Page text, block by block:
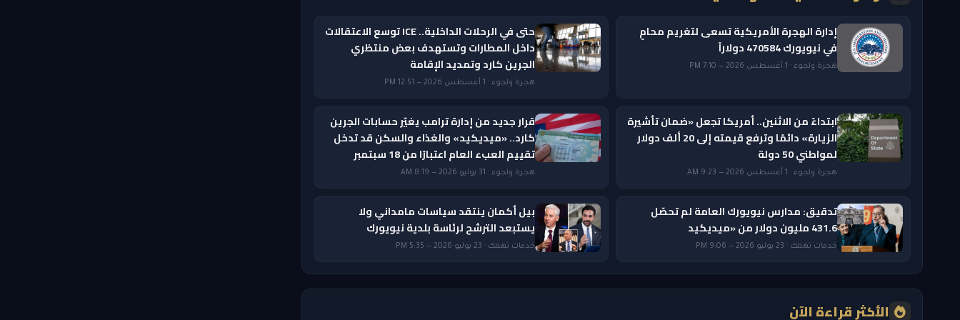
إدارة الهجرة الأمريكية تسعى لتغريم محامٍ
في نيويورك 470584 دولاراً
هجرة ولجوء · 1 أغسطس 2026 — 7:10 PM
حتى في الرحلات الداخلية.. ICE توسع الاعتقالات
داخل المطارات وتستهدف بعض منتظري
الجرين كارد وتمديد الإقامة
هجرة ولجوء · 1 أغسطس 2026 — 12:51 PM
ابتداءً من الاثنين.. أمريكا تجعل «ضمان تأشيرة
الزيارة» دائمًا وترفع قيمته إلى 20 ألف دولار
لمواطني 50 دولة
هجرة ولجوء · 1 أغسطس 2026 — 9:23 AM
قرار جديد من إدارة ترامب يغيّر حسابات الجرين
كارد.. «ميديكيد» والغذاء والسكن قد تدخل
تقييم العبء العام اعتبارًا من 18 سبتمبر
هجرة ولجوء · 31 يوليو 2026 — 8:19 AM
تدقيق: مدارس نيويورك العامة لم تحصّل
431.6 مليون دولار من «ميديكيد
خدمات تهمك · 23 يوليو 2026 — 9:06 PM
بيل أكمان ينتقد سياسات مامداني ولا
يستبعد الترشح لرئاسة بلدية نيويورك
خدمات تهمك · 23 يوليو 2026 — 5:35 PM
الأكثر قراءة الآن